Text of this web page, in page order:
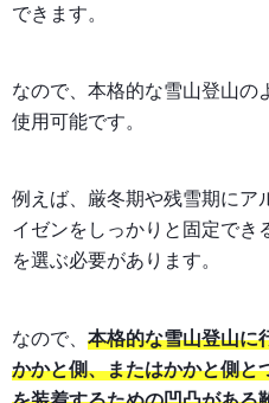
できます。
なので、本格的な雪山登山の
使用可能です。
例えば、厳冬期や残雪期にア
イゼンをしっかりと固定でき
を選ぶ必要があります。
なので、 本格的な雪山登山に
かかと側、またはかかと側と